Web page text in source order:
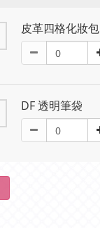
皮革四格化妝包
DF 透明筆袋